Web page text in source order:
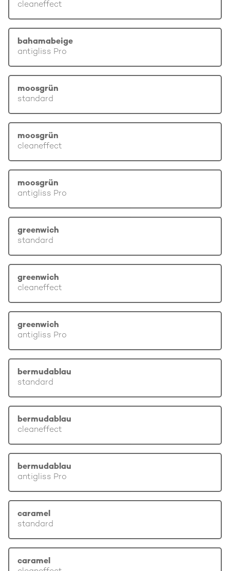
cleaneffect
bahamabeige
antigliss Pro
moosgrün
standard
moosgrün
cleaneffect
moosgrün
antigliss Pro
greenwich
standard
greenwich
cleaneffect
greenwich
antigliss Pro
bermudablau
standard
bermudablau
cleaneffect
bermudablau
antigliss Pro
caramel
standard
caramel